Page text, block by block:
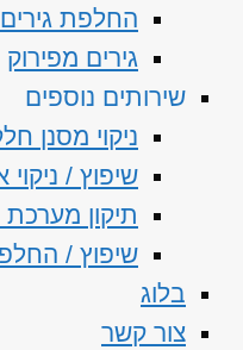
החלפת
גירים מפירוק
שירותים נוספים
ניקוי מסנן
שיפוץ / ניקוי
תיקון מערכת ABS
שיפוץ /
בלוג
צור קשר